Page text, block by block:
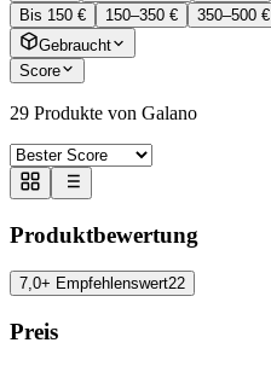
Bis 150 €
150–350 € 350–500 €
Gebraucht
Score
29 Produkte von Galano
Produktbewertung
7,0+ Empfehlenswert22
Preis